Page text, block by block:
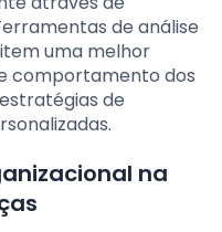
de análise
uma melhor
comportamento dos
de
na